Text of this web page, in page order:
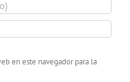
en este navegador para la